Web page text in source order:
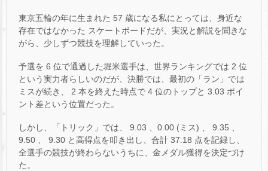
東京五輪の年に生まれた 57 歳になる私にとっては、身近な
存在ではなかった スケートボードだが、実況と解説を聞きな
がら、少しずつ競技を理解していった。
予選を 6 位で通過した堀米選手は、世界ランキングでは 2 位
という実力者らしいのだが、決勝では、最初の「ラン」では
ミスが続き、 2 本を終えた時点で 4 位のトップと 3.03 ポイ
ント差という位置だった。
しかし、「トリック」では、 9.03 、0.00 (ミス) 、 9.35 、
9.50 、 9.30 と高得点を叩き出し、合計 37.18 点を記録し、
全選手の競技が終わらないうちに、金メダル獲得を決定づけ
た。